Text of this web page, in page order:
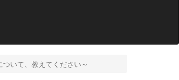
いて、教えてください～